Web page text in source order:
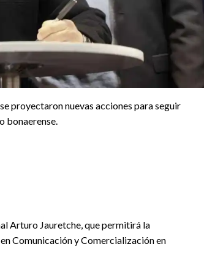
proyectaron nuevas acciones para seguir
bonaerense.
Arturo Jauretche, que permitirá la
Comunicación y Comercialización en